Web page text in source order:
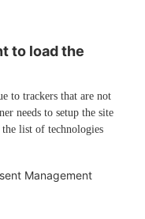
to load the
to trackers that are not
needs to setup the site
list of technologies
Management